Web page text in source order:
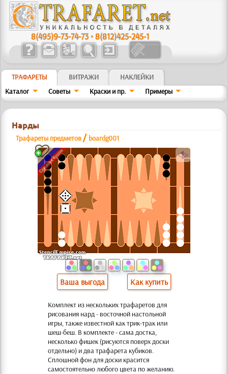
8(495)9-73-74-73 •8(812)425-245-1
ТРАФАРЕТЫ ВИТРАЖИ
НАКЛЕЙКИ
Каталог
Советы Краски и пр. Примеры
Нарды
Трафареты предметов / boardg001
a
Ваша выгода Как купить
Комплект из нескольких трафаретов для
рисования нард - восточной настольной
игры, также известной как трик-трак или
шеш-беш. В комплекте - сама достка,
несколько фишек (рисуются поверх доски
отдельно) и два трафарета кубиков.
Сплошной фон для доски красится
самостоятельно любого цвета по желанию.